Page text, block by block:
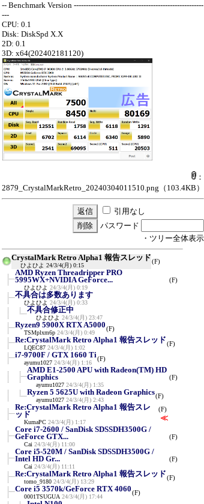
-- Benchmark Version ------------------------------------------------------
---
CPU: 0.1
Disk: DiskSpd X.X
2D: 0.1
3D: x64(202402181120)
：
2879_CrystalMarkRetro_20240304011510.png （103.4KB）
引用なし
パスワード
・ツリー全体表示
CrystalMark Retro Alpha1 報告スレッド
ひよひよ 24/3/4(月) 0:15
(F)
AMD Ryzen Threadripper PRO
5995WX+NVIDIA GeForce...
ひよひよ 24/3/4(月) 0:19
(F)
不具合は多数あります
ひよひよ 24/3/4(月) 0:33
不具合修正中
ひよひよ 24/3/4(月) 23:47
Ryzen9 5900X RTX A5000
TSMplxm6p 24/3/4(月) 0:49
(F)
Re:CrystalMark Retro Alpha1 報告スレッド
LQEC87 24/3/4(月) 1:02
(F)
i7-9700F / GTX 1660 Ti
ayumu1027 24/3/4(月) 1:16
(F)
AMD E1-2500 APU with Radeon(TM) HD
Graphics
ayumu1027 24/3/4(月) 1:35
(F)
Ryzen 5 5625U with Radeon Graphics
ayumu1027 24/3/4(月) 2:43
(F)
Re:CrystalMark Retro Alpha1 報告スレ
ッド
KumaPC 24/3/4(月) 1:17
(F)
≪
Core i7-2600 / SanDisk SDSSDH3500G /
GeForce GTX...
Cai 24/3/4(月) 11:00
(F)
Core i5-520M / SanDisk SDSSDH3500G /
Intel HD Gr...
Cai 24/3/4(月) 11:11
(F)
Re:CrystalMark Retro Alpha1 報告スレッド
tomo_9180 24/3/4(月) 13:29
(F)
Core i5 3570k/GeForce RTX 4060
0001TSUGUA 24/3/4(月) 17:44
(F)